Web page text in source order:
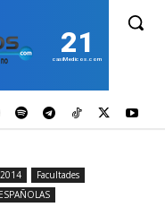
21
casiMedicos.com
Facultades